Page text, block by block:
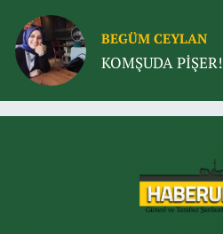
BEGÜM CEYLAN
KOMŞUDA PİŞER!